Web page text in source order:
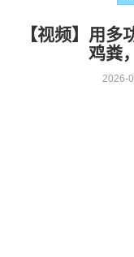
【视频】用多
鸡粪
2026-